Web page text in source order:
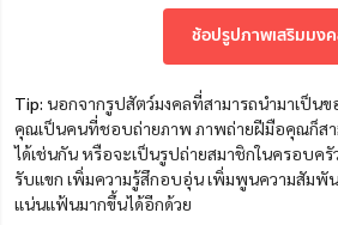
ช้อปรูปภาพเสริมมง
Tip: นอกจากรูปสัตว์มงคลที่สามารถนำมาเป็น
คุณเป็นคนที่ชอบถ่ายภาพ ภาพถ่ายฝีมือคุณก็สา
ได้เช่นกัน หรือจะเป็นรูปถ่ายสมาชิกในครอบครั
รับแขก เพิ่มความรู้สึกอบอุ่น เพิ่มพูนความสัมพั
แน่นแฟ้นมากขึ้นได้อีกด้วย